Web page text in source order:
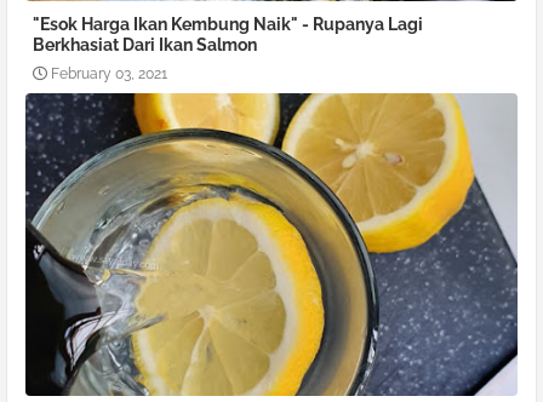
"Esok Harga Ikan Kembung Naik" - Rupanya Lagi
Berkhasiat Dari Ikan Salmon
February 03, 2021